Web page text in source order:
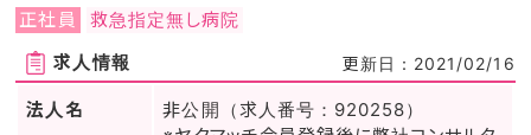
正社員
救急指定無し病院
求人情報
更新日：2021/02/16
法人名
非公開（求人番号：920258）